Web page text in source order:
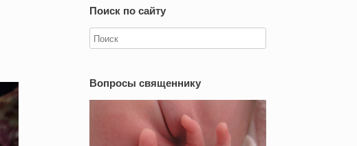
Поиск по сайту
Вопросы священнику